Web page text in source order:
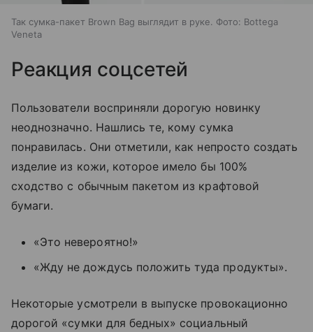
Так сумка-пакет Brown Bag выглядит в руке. Фото: Bottega
Veneta
Реакция соцсетей
Пользователи восприняли дорогую новинку
неоднозначно. Нашлись те, кому сумка
понравилась. Они отметили, как непросто создать
изделие из кожи, которое имело бы 100%
сходство с обычным пакетом из крафтовой
бумаги.
«Это невероятно!»
«Жду не дождусь положить туда продукты».
Некоторые усмотрели в выпуске провокационно
дорогой «сумки для бедных» социальный